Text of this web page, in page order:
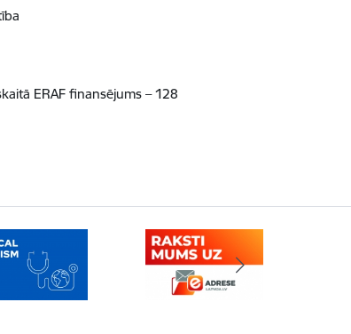
ERAF finansējums – 128